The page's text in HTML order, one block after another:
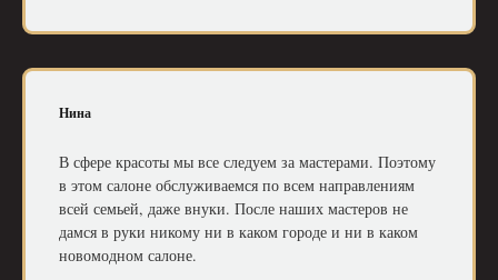
Нина
В сфере красоты мы все следуем за мастерами. Поэтому
в этом салоне обслуживаемся по всем направлениям
всей семьей, даже внуки. После наших мастеров не
дамся в руки никому ни в каком городе и ни в каком
новомодном салоне.